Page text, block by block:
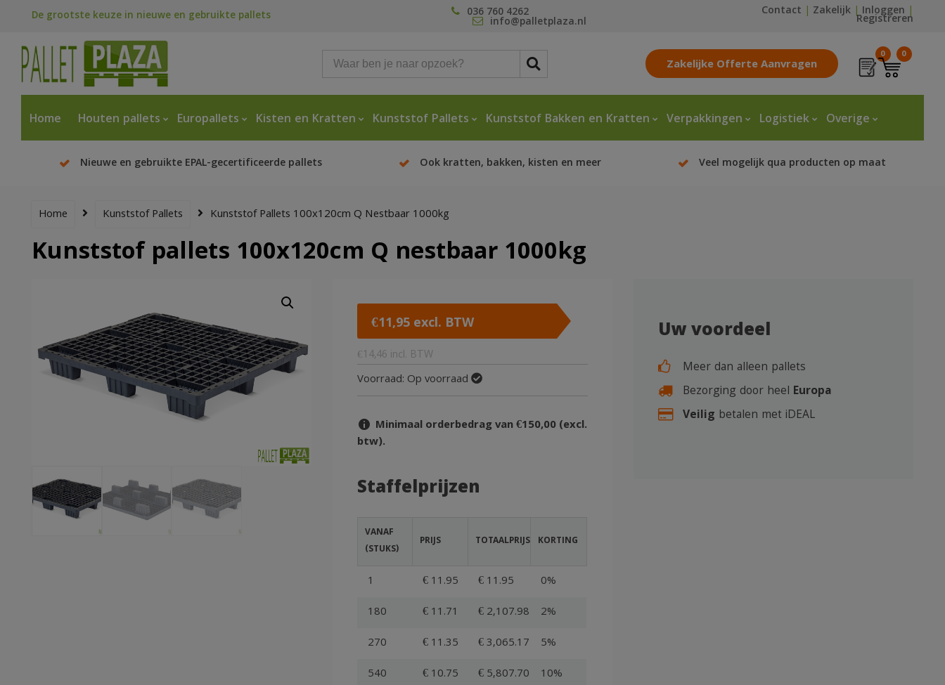
De grootste keuze in nieuwe en gebruikte pallets 036 760 4262
info@palletplaza.nl
Contact | Zakelijk |Inloggen |
Registreren
Zakelijke Offerte Aanvragen
0 0
Home Houten pallets Europallets Kisten en Kratten Kunststof Pallets Kunststof Bakken en Kratten Verpakkingen Logistiek Overige
Nieuwe en gebruikte EPAL-gecertificeerde pallets Ook kratten, bakken, kisten en meer Veel mogelijk qua producten op maat
Home Kunststof Pallets Kunststof Pallets 100x120cm Q Nestbaar 1000kg
Kunststof pallets 100x120cm Q nestbaar 1000kg
€11,95excl. BTW
€ 14,46 incl. BTW
Voorraad: Op voorraad
Minimaal orderbedrag van €150,00 (excl.
btw).
Staffelprijzen
VANAF
(STUKS)
PRIJS TOTAALPRIJS KORTING
1 € 11.95 € 11.95
0%
180
€ 11.71 € 2,107.98
2%
270
€ 11.35 € 3,065.17
5%
540
€ 10.75 € 5,807.70 10%
Uw voordeel
Meer dan alleen pallets
Bezorging door heel Europa
Veilig betalen met iDEAL